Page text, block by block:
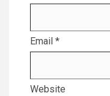
Email *
Website